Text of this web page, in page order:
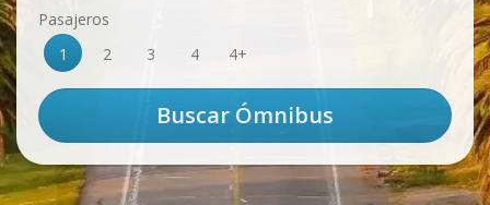
Pasajeros
1
2 3 4 4+